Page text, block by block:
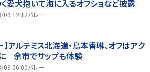
愛犬抱いて海に入るオフショなど披露
09 12:12バレー
】アルテミス北海道・鳥本香琳、オフはアク
余市でサップも体験
09 06:00バレー